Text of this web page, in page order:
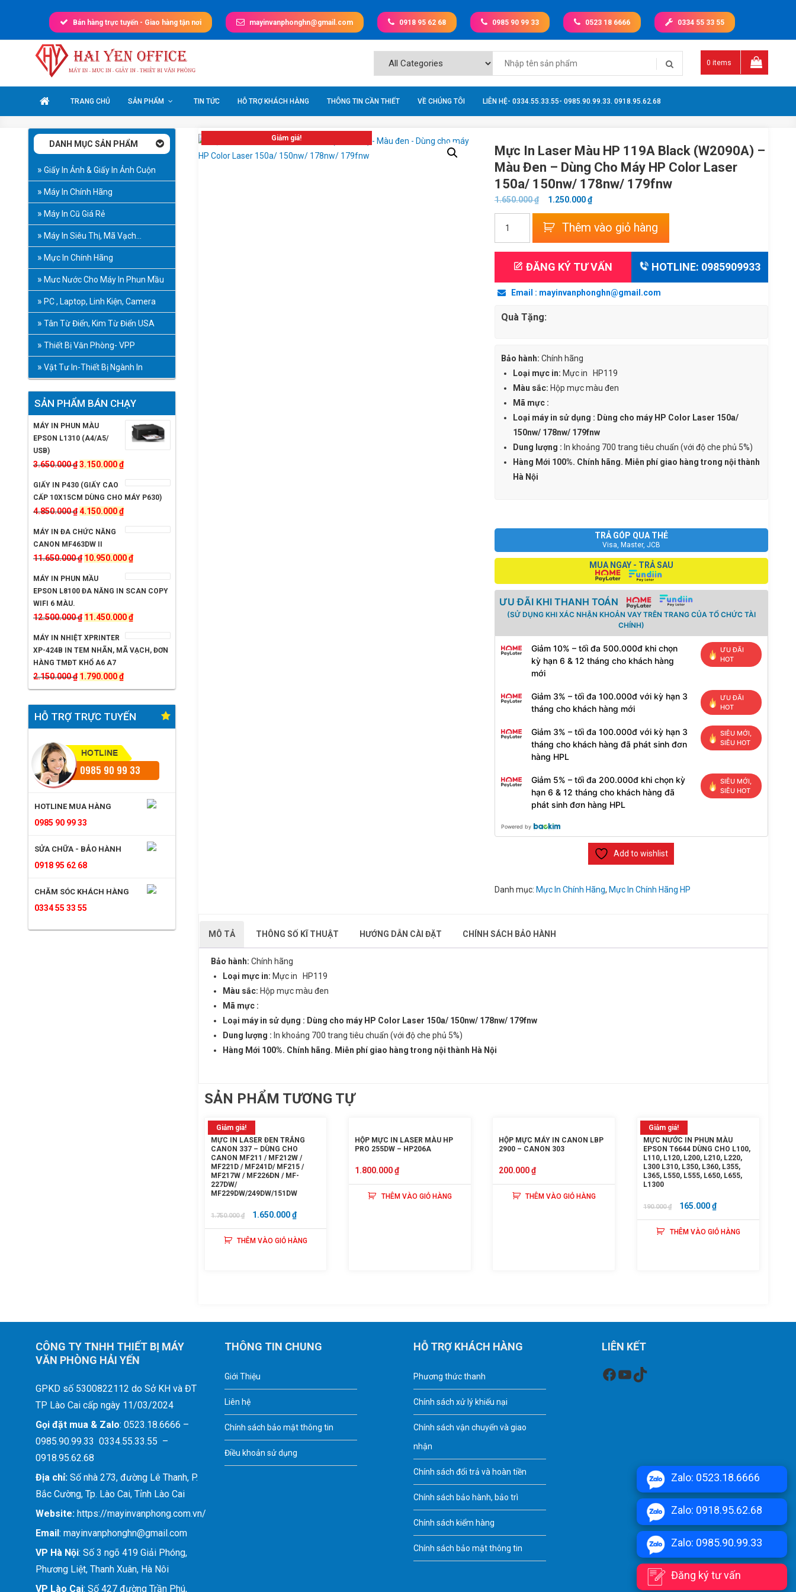
Bán hàng trực tuyến - Giao hàng tận nơi mayinvanphonghn@gmail.com 0918 95 62 68 0985 90 99 33 0523 18 6666 0334 55 33 55
Máy In Văn Phòng
Giá tốt nhất thị trường
0 items
TRANG CHỦ SẢN PHẨM TIN TỨC HỖ TRỢ KHÁCH HÀNG THÔNG TIN CẦN THIẾT VỀ CHÚNG TÔI LIÊN HỆ- 0334.55.33.55- 0985.90.99.33. 0918.95.62.68
Giảm giá!
Mực In Laser Màu HP 119A Black (W2090A) –
Màu Đen – Dùng Cho Máy HP Color Laser
150a/ 150nw/ 178nw/ 179fnw
1.650.000₫
GIÁ
GỐC
LÀ:
1.650.000 ₫.
1.250.000₫GIÁ
HIỆN
TẠI
LÀ:
119A
(W2090A)
Màu
Laser
179fnw
lượng
Thêm vào giỏ hàng
ĐĂNG KÝ TƯ VẤN HOTLINE: 0985909933
Email : mayinvanphonghn@gmail.com
Quà Tặng:
Bảo hành: Chính hãng
Loại mực in: Mực in HP119
Màu sắc: Hộp mực màu đen
Mã mực :
Loại máy in sử dụng : Dùng cho máy HP Color Laser 150a/
150nw/ 178nw/ 179fnw
Dung lượng : In khoảng 700 trang tiêu chuẩn (với độ che phủ 5%)
Hàng Mới 100%. Chính hãng. Miễn phí giao hàng trong nội thành
Hà Nội
TRẢ GÓP QUA THẺ
Visa, Master, JCB
MUA NGAY - TRẢ SAU
ƯU ĐÃI KHI THANH TOÁN
(SỬ DỤNG KHI XÁC NHẬN KHOẢN VAY TRÊN TRANG CỦA TỔ CHỨC TÀI
CHÍNH)
Giảm 10% – tối đa 500.000đ khi chọn
kỳ hạn 6 & 12 tháng cho khách hàng
mới
ƯU ĐÃI
HOT
Giảm 3% – tối đa 100.000đ với kỳ hạn 3
tháng cho khách hàng mới
ƯU ĐÃI
HOT
Giảm 3% – tối đa 100.000đ với kỳ hạn 3
tháng cho khách hàng đã phát sinh đơn
hàng HPL
SIÊU MỚI,
SIÊU HOT
Giảm 5% – tối đa 200.000đ khi chọn kỳ
hạn 6 & 12 tháng cho khách hàng đã
phát sinh đơn hàng HPL
SIÊU MỚI,
SIÊU HOT
Powered by
Add to wishlist
Danh mục: Mực In Chính Hãng, Mực In Chính Hãng HP
MÔ TẢ THÔNG SỐ KĨ THUẬT HƯỚNG DẪN CÀI ĐẶT CHÍNH SÁCH BẢO HÀNH
Bảo hành: Chính hãng
Loại mực in: Mực in HP119
Màu sắc: Hộp mực màu đen
Mã mực :
Loại máy in sử dụng : Dùng cho máy HP Color Laser 150a/ 150nw/ 178nw/ 179fnw
Dung lượng : In khoảng 700 trang tiêu chuẩn (với độ che phủ 5%)
Hàng Mới 100%. Chính hãng. Miễn phí giao hàng trong nội thành Hà Nội
SẢN PHẨM TƯƠNG TỰ
Giảm giá!
MỰC IN LASER ĐEN TRẮNG
CANON 337 – DÙNG CHO
CANON MF211 / MF212W /
MF221D / MF241D/ MF215 /
MF217W / MF226DN / MF-
227DW/
MF229DW/249DW/151DW
1.750.000₫
GIÁ
GỐC
LÀ:
1.650.000₫GIÁ
HIỆN
TẠI
THÊM VÀO GIỎ HÀNG
HỘP MỰC IN LASER MÀU HP
PRO 255DW – HP206A
1.800.000₫
THÊM VÀO GIỎ HÀNG
HỘP MỰC MÁY IN CANON LBP
2900 – CANON 303
200.000₫
THÊM VÀO GIỎ HÀNG
Giảm giá!
MỰC NƯỚC IN PHUN MÀU
EPSON T6644 DÙNG CHO L100,
L110, L120, L200, L210, L220,
L300 L310, L350, L360, L355,
L365, L550, L555, L650, L655,
L1300
190.000₫
GIÁ
GỐC
LÀ:
165.000₫GIÁ
HIỆN
TẠI
THÊM VÀO GIỎ HÀNG
DANH MỤC SẢN PHẨM
Giấy In Ảnh & Giấy In Ảnh Cuộn
Máy In Chính Hãng
Máy In Cũ Giá Rẻ
Máy In Siêu Thị, Mã Vạch…
Mực In Chính Hãng
Mưc Nước Cho Máy In Phun Mầu
PC , Laptop, Linh Kiện, Camera
Tân Từ Điển, Kim Từ Điển USA
Thiết Bị Văn Phòng- VPP
Vật Tư In-Thiết Bị Ngành In
SẢN PHẨM BÁN CHẠY
MÁY IN PHUN MÀU
EPSON L1310 (A4/A5/
USB)
3.650.000₫Giá
là:
3.650.000 ₫.
3.150.000₫Giá
hiện
tại
là:
GIẤY IN P430 (GIẤY CAO
CẤP 10X15CM DÙNG CHO MÁY P630)
4.850.000₫Giá
là:
4.850.000 ₫.
4.150.000₫Giá
hiện
là:
MÁY IN ĐA CHỨC NĂNG
CANON MF463DW II
11.650.000₫ Giá
gốc
là:
10.950.000₫Giá
hiện
tại
10.950.000 ₫.
MÁY IN PHUN MẦU
EPSON L8100 ĐA NĂNG IN SCAN COPY
WIFI 6 MÀU.
12.500.000₫ Giá
là:
12.500.000 ₫.
11.450.000₫Giá
hiện
tại
MÁY IN NHIỆT XPRINTER
XP-424B IN TEM NHÃN, MÃ VẠCH, ĐƠN
HÀNG TMĐT KHỔ A6 A7
2.150.000₫ Giá
gốc
là:
2.150.000 ₫.
1.790.000₫Giá
hiện
tại
là:
HỖ TRỢ TRỰC TUYẾN
0985 90 99 33
HOTLINE MUA HÀNG
0985 90 99 33
SỬA CHỮA - BẢO HÀNH
0918 95 62 68
CHĂM SÓC KHÁCH HÀNG
0334 55 33 55
CÔNG TY TNHH THIẾT BỊ MÁY
VĂN PHÒNG HẢI YẾN
GPKD số 5300822112 do Sở KH và ĐT
TP Lào Cai cấp ngày 11/03/2024
Gọi đặt mua & Zalo: 0523.18.6666 –
0985.90.99.33 0334.55.33.55 –
0918.95.62.68
Địa chỉ: Số nhà 273, đường Lê Thanh, P.
Bắc Cường, Tp. Lào Cai, Tỉnh Lào Cai
Website: https://mayinvanphong.com.vn/
Email: mayinvanphonghn@gmail.com
VP Hà Nội: Số 3 ngõ 419 Giải Phóng,
Phương Liệt, Thanh Xuân, Hà Nôi
VP Lào Cai: Số 427 đường Trần Phú,
THÔNG TIN CHUNG
Giới Thiệu
Liên hệ
Chính sách bảo mật thông tin
Điều khoản sử dụng
HỖ TRỢ KHÁCH HÀNG
Phương thức thanh
Chính sách xử lý khiếu nại
Chính sách vận chuyển và giao
nhận
Chính sách đổi trả và hoàn tiền
Chính sách bảo hành, bảo trì
Chính sách kiểm hàng
Chính sách bảo mật thông tin
LIÊN KẾT
Facebook
Youtube
TikTok
Gửi thông tin
Black (W2090A) – Màu đen –
Tiếp tục mua hàng Đi đến giỏ hàng
Zalo: 0523.18.6666
Zalo: 0918.95.62.68
Zalo: 0985.90.99.33
Đăng ký tư vấn